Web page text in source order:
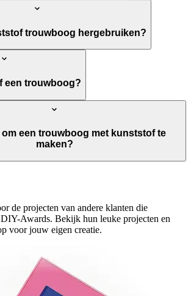
trouwboog hergebruiken?
een trouwboog?
om een trouwboog met kunststof te
maken?
de projecten van andere klanten die
DIY-Awards. Bekijk hun leuke projecten en
voor jouw eigen creatie.